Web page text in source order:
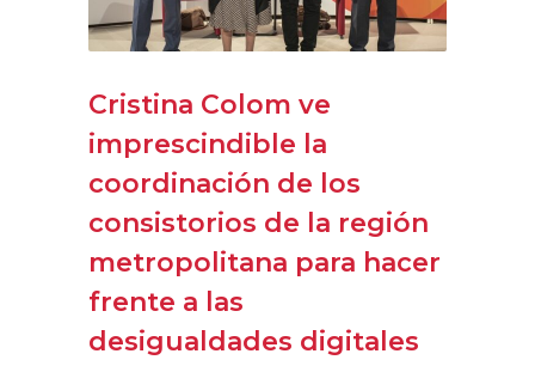
Cristina Colom ve
imprescindible la
coordinación de los
consistorios de la región
metropolitana para hacer
frente a las
desigualdades digitales